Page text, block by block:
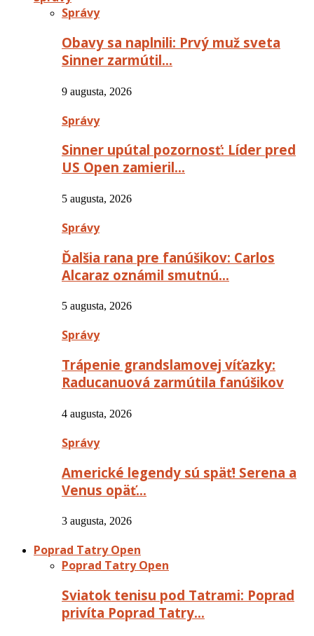
Správy
Obavy sa naplnili: Prvý muž sveta
Sinner zarmútil…
9 augusta, 2026
Správy
Sinner upútal pozornosť: Líder pred
US Open zamieril…
5 augusta, 2026
Správy
Ďalšia rana pre fanúšikov: Carlos
Alcaraz oznámil smutnú…
5 augusta, 2026
Správy
Trápenie grandslamovej víťazky:
Raducanuová zarmútila fanúšikov
4 augusta, 2026
Správy
Americké legendy sú späť! Serena a
Venus opäť…
3 augusta, 2026
Poprad Tatry Open
Poprad Tatry Open
Sviatok tenisu pod Tatrami: Poprad
privíta Poprad Tatry…